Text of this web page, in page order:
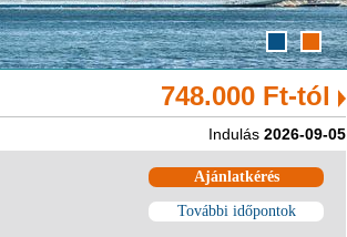
748.000 Ft-tól
Indulás 2026-09-05
Ajánlatkérés
További időpontok